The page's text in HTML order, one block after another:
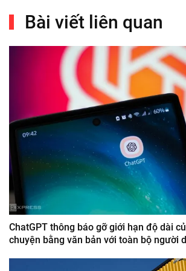
Bài viết liên quan
ChatGPT thông báo gỡ giới hạn độ dài
chuyện bằng văn bản với toàn bộ người